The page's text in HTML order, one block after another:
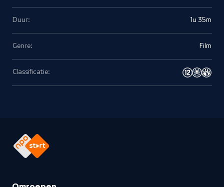
Duur: 1u 35m
Genre: Film
Classificatie: